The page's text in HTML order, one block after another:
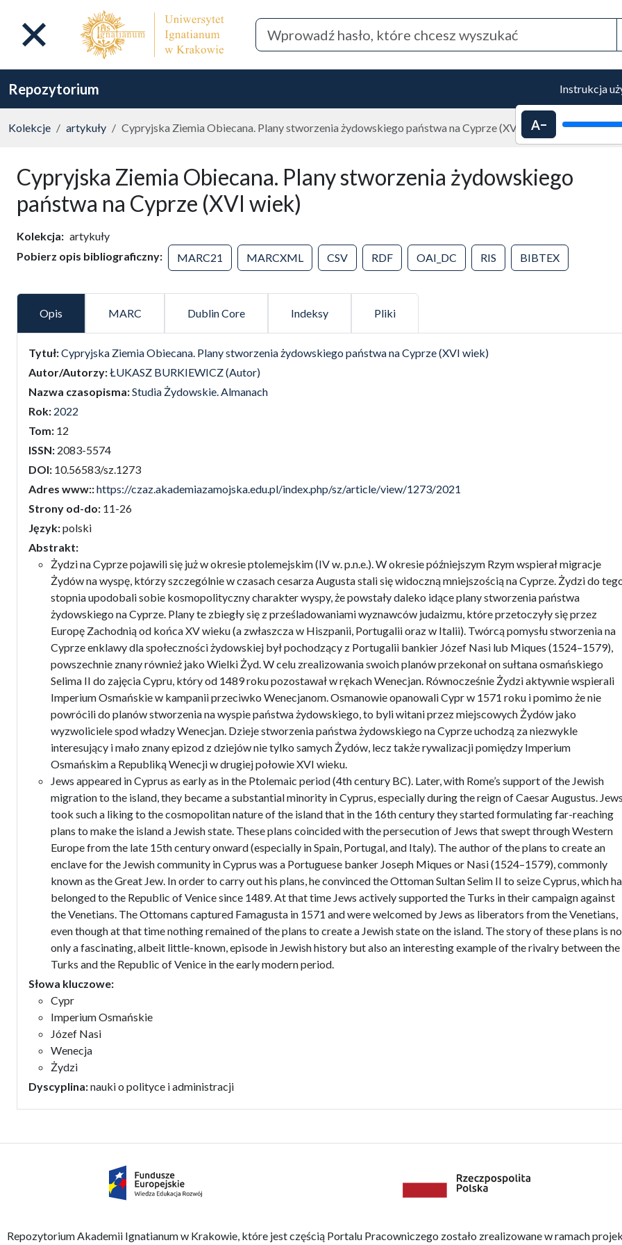
Repozytorium Instrukcja
Pomniejszenie
Kolekcje artykuły Cypryjska Ziemia Obiecana. Plany stworzenia żydowskiego państwa na Cyprze (XVI wiek)
Cypryjska Ziemia Obiecana. Plany stworzenia żydowskiego
państwa na Cyprze (XVI wiek)
Kolekcja
artykuły
Pobierz opis bibliograficzny
MARC21 MARCXML CSV RDF OAI_DC RIS BIBTEX
Opis MARC Dublin Core Indeksy Pliki
false
Tytuł:Cypryjska Ziemia Obiecana. Plany stworzenia żydowskiego państwa na Cyprze (XVI wiek)
Autor/Autorzy:ŁUKASZ BURKIEWICZ (Autor)
Nazwa czasopisma:Studia Żydowskie. Almanach
Rok: 2022
Tom: 12
ISSN: 2083-5574
DOI: 10.56583/sz.1273
Adres www::https://czaz.akademiazamojska.edu.pl/index.php/sz/article/view/1273/2021
Strony od-do: 11-26
Język:polski
Abstrakt:
Żydzi na Cyprze pojawili się już w okresie ptolemejskim (IV w. p.n.e.). W okresie późniejszym Rzym wspierał migracje
Żydów na wyspę, którzy szczególnie w czasach cesarza Augusta stali się widoczną mniejszością na Cyprze. Żydzi do
stopnia upodobali sobie kosmopolityczny charakter wyspy, że powstały daleko idące plany stworzenia państwa
żydowskiego na Cyprze. Plany te zbiegły się z prześladowaniami wyznawców judaizmu, które przetoczyły się przez
Europę Zachodnią od końca XV wieku (a zwłaszcza w Hiszpanii, Portugalii oraz w Italii). Twórcą pomysłu stworzenia na
Cyprze enklawy dla społeczności żydowskiej był pochodzący z Portugalii bankier Józef Nasi lub Miques (1524–1579),
powszechnie znany również jako Wielki Żyd. W celu zrealizowania swoich planów przekonał on sułtana osmańskiego
Selima II do zajęcia Cypru, który od 1489 roku pozostawał w rękach Wenecjan. Równocześnie Żydzi aktywnie wspierali
Imperium Osmańskie w kampanii przeciwko Wenecjanom. Osmanowie opanowali Cypr w 1571 roku i pomimo że nie
powrócili do planów stworzenia na wyspie państwa żydowskiego, to byli witani przez miejscowych Żydów jako
wyzwoliciele spod władzy Wenecjan. Dzieje stworzenia państwa żydowskiego na Cyprze uchodzą za niezwykle
interesujący i mało znany epizod z dziejów nie tylko samych Żydów, lecz także rywalizacji pomiędzy Imperium
Osmańskim a Republiką Wenecji w drugiej połowie XVI wieku.
Jews appeared in Cyprus as early as in the Ptolemaic period (4th century BC). Later, with Rome’s support of the Jewish
migration to the island, they became a substantial minority in Cyprus, especially during the reign of Caesar Augustus. Jews
took such a liking to the cosmopolitan nature of the island that in the 16th century they started formulating far-reaching
plans to make the island a Jewish state. These plans coincided with the persecution of Jews that swept through Western
Europe from the late 15th century onward (especially in Spain, Portugal, and Italy). The author of the plans to create an
enclave for the Jewish community in Cyprus was a Portuguese banker Joseph Miques or Nasi (1524–1579), commonly
known as the Great Jew. In order to carry out his plans, he convinced the Ottoman Sultan Selim II to seize Cyprus, which
belonged to the Republic of Venice since 1489. At that time Jews actively supported the Turks in their campaign against
the Venetians. The Ottomans captured Famagusta in 1571 and were welcomed by Jews as liberators from the Venetians,
even though at that time nothing remained of the plans to create a Jewish state on the island. The story of these plans is
only a fascinating, albeit little-known, episode in Jewish history but also an interesting example of the rivalry between the
Turks and the Republic of Venice in the early modern period.
Słowa kluczowe:
Cypr
Imperium Osmańskie
Józef Nasi
Wenecja
Żydzi
Dyscyplina:nauki o polityce i administracji
Repozytorium Akademii Ignatianum w Krakowie, które jest częścią Portalu Pracowniczego zostało zrealizowane w ramach